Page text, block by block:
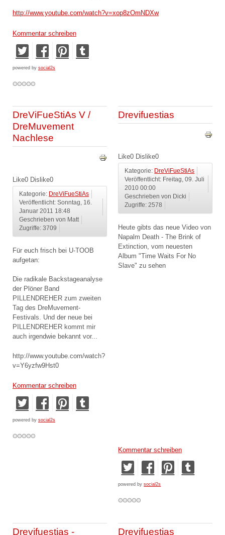
http://www.youtube.com/watch?v=xop8zOmNDXw
Kommentar schreiben
powered by social2s
DreViFueStiAs V /
DreMuvement
Nachlese
Like0 Dislike0
Kategorie:
DreViFueStiAs
Veröffentlicht: Sonntag, 16.
Januar 2011 18:48
Geschrieben von Matt
Zugriffe: 3709
Für euch frisch bei U-TOOB
aufgetan:
Die radikale Backstageanalyse
der Plöner Band
PILLENDREHER zum zweiten
Tag des DreMuvement-
Festivals. Und der neue bei
PILLENDREHER kommt mir
auch irgendwie bekannt vor...
http://www.youtube.com/watch?
v=Y6yzfw9Hst0
Kommentar schreiben
powered by social2s
Drevifuestias
Like0 Dislike0
Kategorie:
DreViFueStiAs
Veröffentlicht: Freitag, 09. Juli
2010 00:00
Geschrieben von Dicki
Zugriffe: 2578
Heute gibts das neue Video von
Napalm Death - The Brink of
Extinction, vom neuesten
Album "Time Waits For No
Slave" zu sehen
Kommentar schreiben
powered bysocial2s
Drevifuestias - Drevifuestias